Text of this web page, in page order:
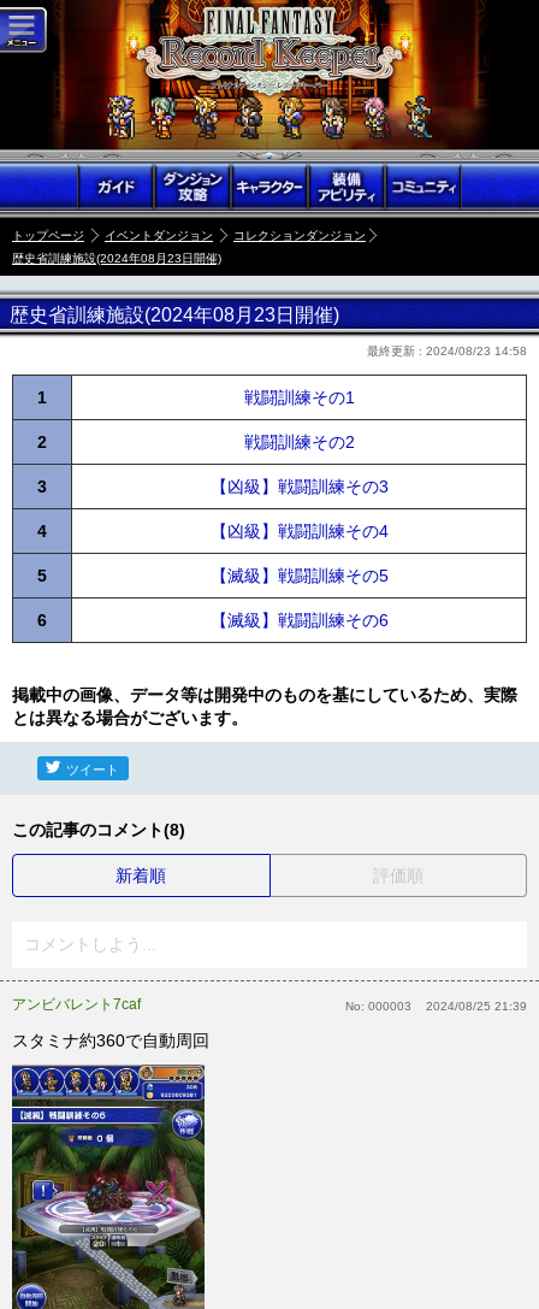
トップページ イベントダンジョン
コレクションダンジョン
歴史省訓練施設(2024年08月23日開催)
歴史省訓練施設(2024年08月23日開催)
最終更新 : 2024/08/23 14:58
1 戦闘訓練その1
2 戦闘訓練その2
3 【凶級】戦闘訓練その3
4 【凶級】戦闘訓練その4
5 【滅級】戦闘訓練その5
6 【滅級】戦闘訓練その6
掲載中の画像、データ等は開発中のものを基にしているため、実際
とは異なる場合がございます。
ツイート
この記事のコメント(8)
新着順 評価順
コメントしよう...
アンビバレント7caf No: 000003 2024/08/25 21:39
スタミナ約360で自動周回